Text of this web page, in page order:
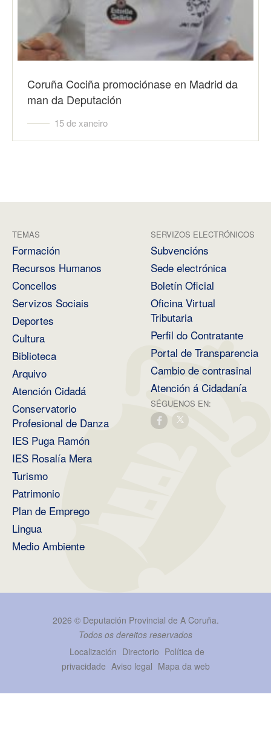
Coruña Cociña promociónase en Madrid da
man da Deputación
15 de xaneiro
TEMAS
Formación
Recursos Humanos
Concellos
Servizos Sociais
Deportes
Cultura
Biblioteca
Arquivo
Atención Cidadá
Conservatorio
Profesional de Danza
IES Puga Ramón
IES Rosalía Mera
Turismo
Patrimonio
Plan de Emprego
Lingua
Medio Ambiente
SERVIZOS ELECTRÓNICOS
Subvencións
Sede electrónica
Boletín Oficial
Oficina Virtual
Tributaria
Perfil do Contratante
Portal de Transparencia
Cambio de contrasinal
Atención á Cidadanía
SÉGUENOS EN:
2026 © Deputación Provincial de A Coruña.
Todos os dereitos reservados
Localización Directorio Política de
privacidade Aviso legal Mapa da web